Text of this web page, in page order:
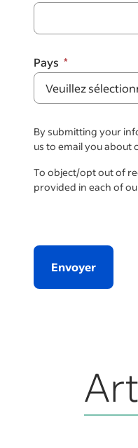
Pays
By submitting your
us to email you about
To object/opt out of
provided in each of
Envoyer